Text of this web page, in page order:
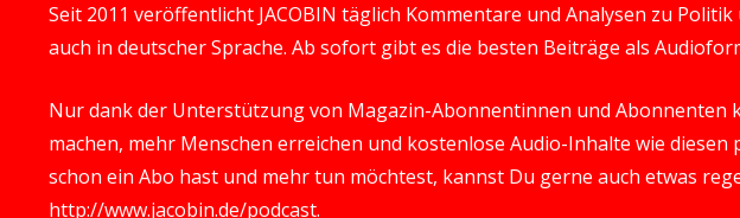
Seit 2011 veröffentlicht JACOBIN täglich Kommentare und Analysen zu Politik
auch in deutscher Sprache. Ab sofort gibt es die besten Beiträge als
Nur dank der Unterstützung von Magazin-Abonnentinnen und Abonnenten
machen, mehr Menschen erreichen und kostenlose Audio-Inhalte wie diesen
schon ein Abo hast und mehr tun möchtest, kannst Du gerne auch etwas
http://www.jacobin.de/podcast.